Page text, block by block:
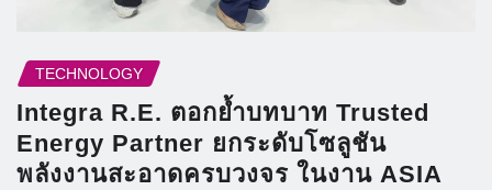
TECHNOLOGY
Integra R.E. ตอกย้ำบทบาท Trusted
Energy Partner ยกระดับโซลูชัน
พลังงานสะอาดครบวงจร ในงาน ASIA